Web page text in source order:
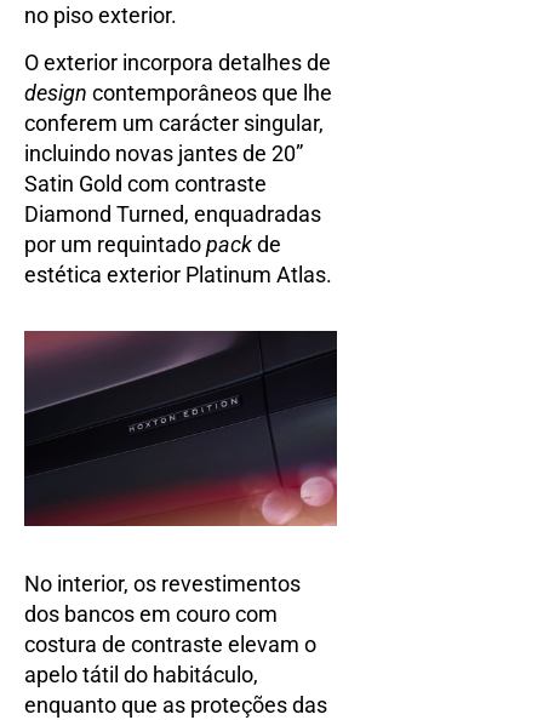
no piso exterior.
O exterior incorpora detalhes de
design contemporâneos que lhe
conferem um carácter singular,
incluindo novas jantes de 20”
Satin Gold com contraste
Diamond Turned, enquadradas
por um requintadopackde
estética exterior Platinum Atlas.
No interior, os revestimentos
dos bancos em couro com
costura de contraste elevam o
apelo tátil do habitáculo,
enquanto que as proteções das